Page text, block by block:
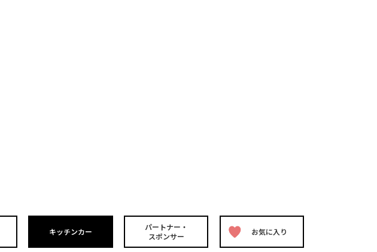
キッチンカー
パートナー・
スポンサー
お気に入り